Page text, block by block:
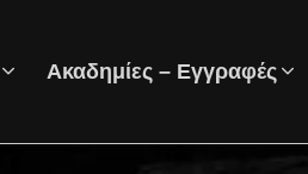
Ακαδημίες – Εγγραφές